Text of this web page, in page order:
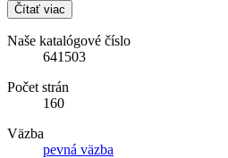
Čítať viac
Naše katalógové číslo
641503
Počet strán
160
Väzba
pevná väzba